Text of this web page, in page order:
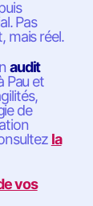
Pas
mais réel.
audit
Pau et
de
la
vos